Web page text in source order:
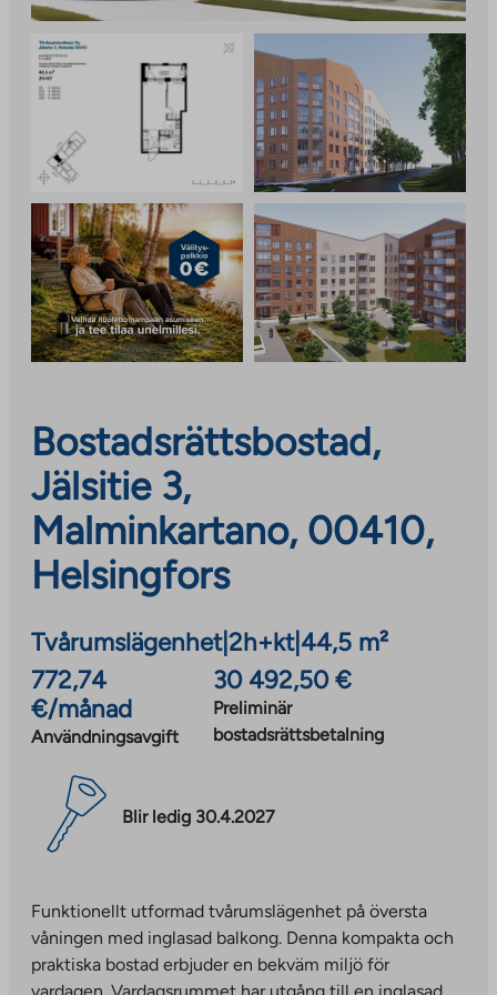
Bostadsrättsbostad,
Jälsitie 3,
Malminkartano, 00410,
Helsingfors
Tvårumslägenhet|2h+kt| 44,5 m²
772,74
€/månad
Användningsavgift
30 492,50 €
Preliminär
bostadsrättsbetalning
Blir ledig 30.4.2027
Funktionellt utformad tvårumslägenhet på översta
våningen med inglasad balkong. Denna kompakta och
praktiska bostad erbjuder en bekväm miljö för